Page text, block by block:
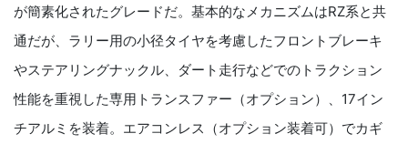
が簡素化されたグレードだ。基本的なメカニズムはRZ系と共
通だが、ラリー用の小径タイヤを考慮したフロントブレーキ
やステアリングナックル、ダート走行などでのトラクション
性能を重視した専用トランスファー（オプション）、17イン
チアルミを装着。エアコンレス（オプション装着可）でカギ